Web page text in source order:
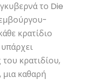
το Die
κρατίδιο
κρατιδίου,
μια καθαρή